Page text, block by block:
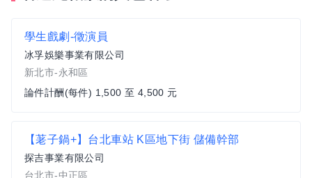
學生戲劇-徵演員
冰孚娛樂事業有限公司
新北市-永和區
論件計酬(每件) 1,500 至 4,500 元
【荖子鍋+】台北車站 K區地下街 儲備幹部
探吉事業有限公司
台北市-中正區